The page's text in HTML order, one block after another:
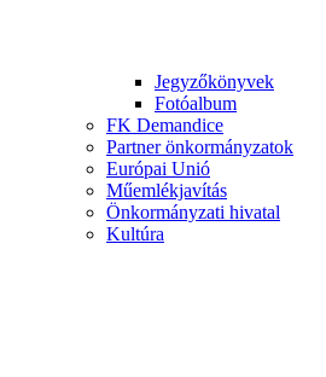
Jegyzőkönyvek
Fotóalbum
FK Demandice
Partner önkormányzatok
Európai Unió
Műemlékjavítás
Önkormányzati hivatal
Kultúra